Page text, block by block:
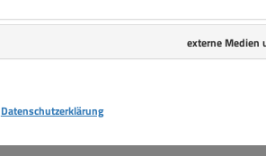
externe Medien
Datenschutzerklärung